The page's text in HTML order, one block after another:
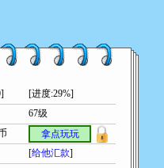
[进度:29%]
67级
拿点玩玩
[给他汇款]